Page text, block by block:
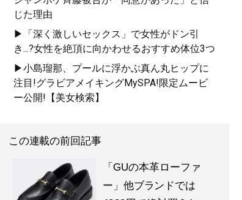
じた理由
▶「深く激しいセックス」で女性がドン引
き...?女性を絶頂に向かわせるおすすめ体位3つ
▶小島瑠那、プールに浮かぶ真ん丸ヒップに
注目!グラビアメイキングMySPA!限定ムービ
ー公開!【美女検索】
この連載の前回記事
「GUの本革ローファ
ー」他ブランドでは